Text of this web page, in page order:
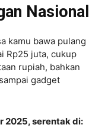
Nasional
kamu bawa pulang
Rp25 juta, cukup
rupiah, bahkan
gadget
2025, serentak di: